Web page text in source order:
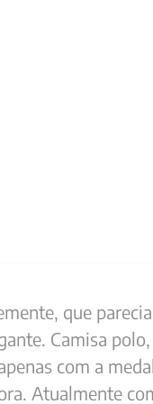
que
Camisa
com a
Atualmente